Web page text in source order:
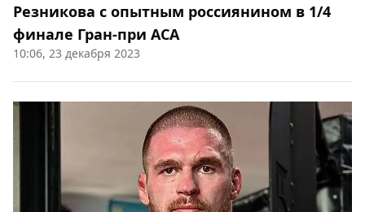
Резникова с опытным россиянином в 1/4
финале Гран-при АСА
10:06, 23 декабря 2023